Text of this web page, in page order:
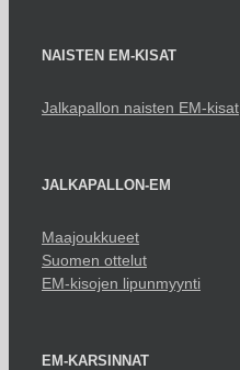
NAISTEN EM-KISAT
Jalkapallon naisten EM-kisat
JALKAPALLON-EM
Maajoukkueet
Suomen ottelut
EM-kisojen lipunmyynti
EM-KARSINNAT